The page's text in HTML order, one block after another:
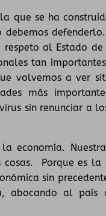
que se ha
al Estado de
tan
volvemos a ver
más
sin renunciar a
economía.
Porque es la
sin
abocando al país